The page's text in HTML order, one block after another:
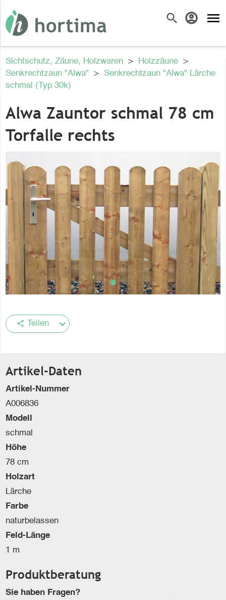
search account_circle menu
Sichtschutz, Zäune, Holzwaren > Holzzäune >
Senkrechtzaun "Alwa"
> Senkrechtzaun "Alwa" Lärche
schmal (Typ 30k)
Alwa Zauntor schmal 78 cm
Torfalle rechts
share Teilen
Artikel-Daten
Artikel-Nummer
A006836
Modell
schmal
Höhe
78 cm
Holzart
Lärche
Farbe
naturbelassen
Feld-Länge
1 m
Produktberatung
Sie haben Fragen?